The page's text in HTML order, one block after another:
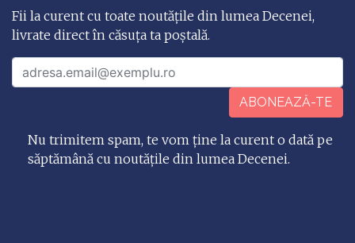
Fii la curent cu toate noutățile din lumea Decenei,
livrate direct în căsuța ta poștală.
ABONEAZĂ-TE
Nu trimitem spam, te vom ține la curent o dată pe
săptămână cu noutățile din lumea Decenei.